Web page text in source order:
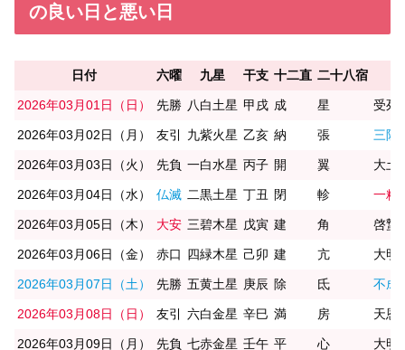
の良い日と悪い日
日付 六曜 九星 干支 十二直 二十八宿
2026年03月01日（日） 先勝 八白土星 甲戌 成 星 受死
2026年03月02日（月） 友引 九紫火星 乙亥 納 張 三隣
2026年03月03日（火） 先負 一白水星 丙子 開 翼 大土
2026年03月04日（水） 仏滅 二黒土星 丁丑 閉 軫 一粒
2026年03月05日（木） 大安 三碧木星 戊寅 建 角 啓蟄/
2026年03月06日（金） 赤口 四緑木星 己卯 建 亢 大明
2026年03月07日（土） 先勝 五黄土星 庚辰 除 氐 不成
2026年03月08日（日） 友引 六白金星 辛巳 満 房 天恩
2026年03月09日（月） 先負 七赤金星 壬午 平 心 大明